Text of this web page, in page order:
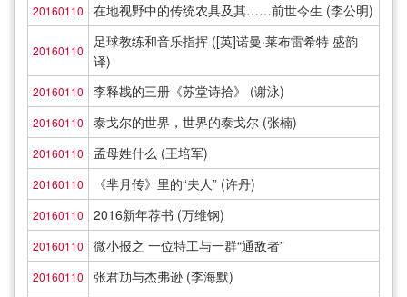
20160110 在地视野中的传统农具及其……前世今生 (李公明)
20160110
足球教练和音乐指挥 ([英]诺曼·莱布雷希特 盛韵
译)
20160110 李释戡的三册《苏堂诗拾》 (谢泳)
20160110 泰戈尔的世界，世界的泰戈尔 (张楠)
20160110 孟母姓什么 (王培军)
20160110 《芈月传》里的“夫人” (许丹)
20160110 2016新年荐书 (万维钢)
20160110 微小报之 一位特工与一群“通敌者”
20160110 张君劢与杰弗逊 (李海默)